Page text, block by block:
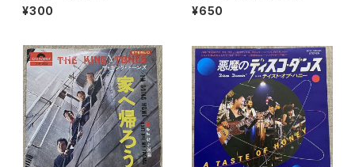
¥300 ¥650